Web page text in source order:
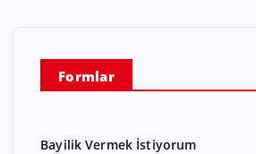
Formlar
Bayilik Vermek İstiyorum